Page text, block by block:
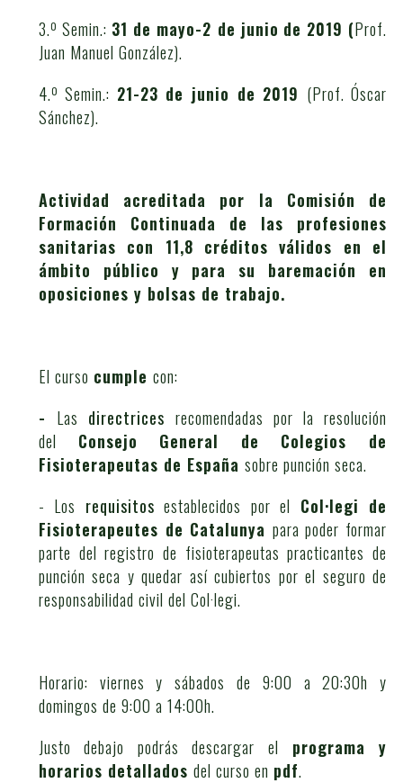
3.º Semin.: 31 de mayo-2 de junio de 2019 (Prof.
Juan Manuel González).
4.º Semin.: 21-23 de junio de 2019 (Prof. Óscar
Sánchez).
Actividad acreditada por la Comisión de
Formación Continuada de las profesiones
sanitarias con 11,8 créditosválidos en el
ámbito público y para su baremación en
oposiciones y bolsas de trabajo.
El curso cumple con:
- Las directrices recomendadas por la resolución
del Consejo General de Colegios de
Fisioterapeutas de España sobre punción seca.
- Los requisitos establecidos por el Col·legi de
Fisioterapeutes de Catalunya para poder formar
parte del registro de fisioterapeutas practicantes de
punción seca y quedar así cubiertos por el seguro de
responsabilidad civil del Col·legi.
Horario: viernes y sábados de 9:00 a 20:30h y
domingos de 9:00 a 14:00h.
Justo debajo podrás descargar el programa y
horarios detallados del curso en pdf.